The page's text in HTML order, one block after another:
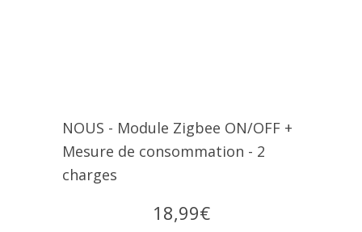
NOUS - Module Zigbee ON/OFF +
Mesure de consommation - 2
charges
18,99€